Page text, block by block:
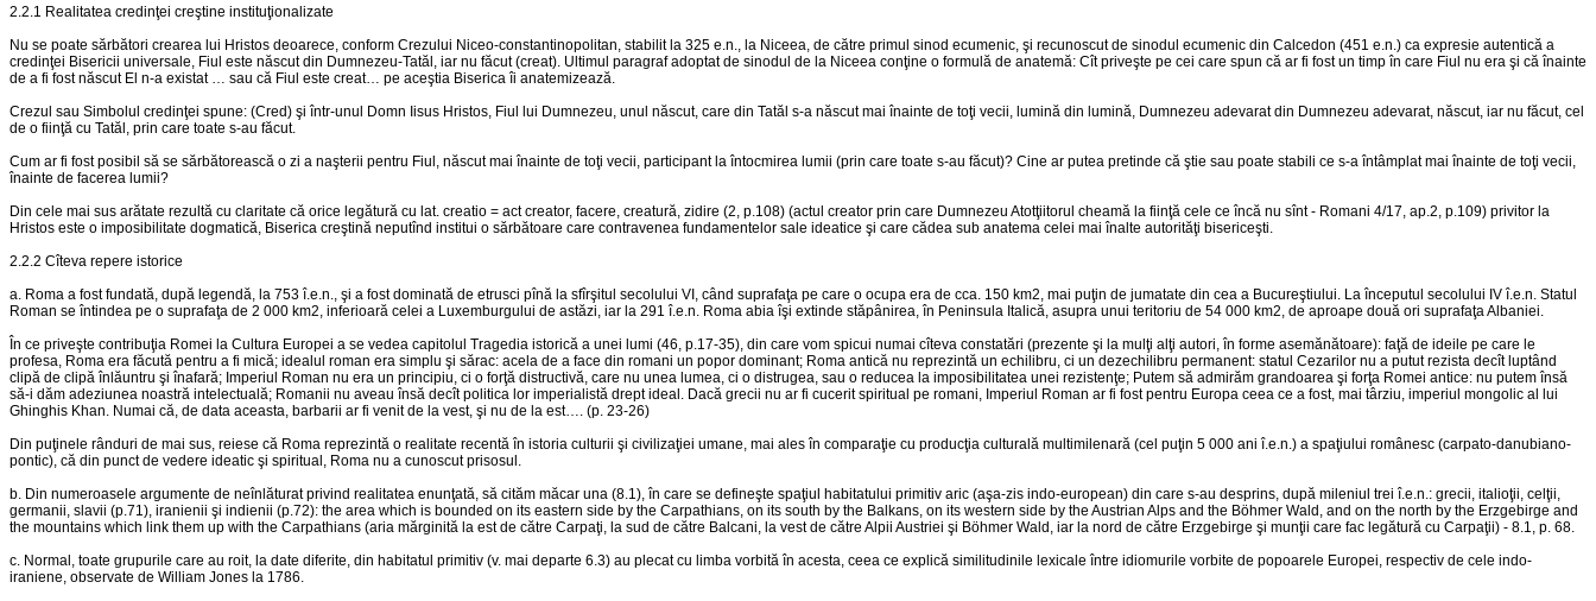
2.2.1 Realitatea credinţei creştine instituţionalizate
Nu se poate sărbători crearea lui Hristos deoarece, conform Crezului Niceo-constantinopolitan, stabilit la 325 e.n., la Niceea, de către primul sinod ecumenic, şi recunoscut de sinodul ecumenic din Calcedon (451 e.n.) ca expresie autentică a
credinţei Bisericii universale, Fiul este născut din Dumnezeu-Tatăl, iar nu făcut (creat). Ultimul paragraf adoptat de sinodul de la Niceea conţine o formulă de anatemă: Cît priveşte pe cei care spun că ar fi fost un timp în care Fiul nu era şi că înainte
de a fi fost născut El n-a existat … sau că Fiul este creat… pe aceştia Biserica îi anatemizează.
Crezul sau Simbolul credinţei spune: (Cred) şi într-unul Domn Iisus Hristos, Fiul lui Dumnezeu, unul născut, care din Tatăl s-a născut mai înainte de toţi vecii, lumină din lumină, Dumnezeu adevarat din Dumnezeu adevarat, născut, iar nu făcut, cel
de o fiinţă cu Tatăl, prin care toate s-au făcut.
Cum ar fi fost posibil să se sărbătorească o zi a naşterii pentru Fiul, născut mai înainte de toţi vecii, participant la întocmirea lumii (prin care toate s-au făcut)? Cine ar putea pretinde că ştie sau poate stabili ce s-a întâmplat mai înainte de toţi vecii,
înainte de facerea lumii?
Din cele mai sus arătate rezultă cu claritate că orice legătură cu lat. creatio = act creator, facere, creatură, zidire (2, p.108) (actul creator prin care Dumnezeu Atotţiitorul cheamă la fiinţă cele ce încă nu sînt - Romani 4/17, ap.2, p.109) privitor la
Hristos este o imposibilitate dogmatică, Biserica creştină neputînd institui o sărbătoare care contravenea fundamentelor sale ideatice şi care cădea sub anatema celei mai înalte autorităţi bisericeşti.
2.2.2 Cîteva repere istorice
a. Roma a fost fundată, după legendă, la 753 î.e.n., şi a fost dominată de etrusci pînă la sfîrşitul secolului VI, când suprafaţa pe care o ocupa era de cca. 150 km2, mai puţin de jumatate din cea a Bucureştiului. La începutul secolului IV î.e.n. Statul
Roman se întindea pe o suprafaţa de 2 000 km2, inferioară celei a Luxemburgului de astăzi, iar la 291 î.e.n. Roma abia îşi extinde stăpânirea, în Peninsula Italică, asupra unui teritoriu de 54 000 km2, de aproape două ori suprafaţa Albaniei.
În ce priveşte contribuţia Romei la Cultura Europei a se vedea capitolul Tragedia istorică a unei lumi (46, p.17-35), din care vom spicui numai cîteva constatări (prezente şi la mulţi alţi autori, în forme asemănătoare): faţă de ideile pe care le
profesa, Roma era făcută pentru a fi mică; idealul roman era simplu şi sărac: acela de a face din romani un popor dominant; Roma antică nu reprezintă un echilibru, ci un dezechilibru permanent: statul Cezarilor nu a putut rezista decît luptând
clipă de clipă înlăuntru şi înafară; Imperiul Roman nu era un principiu, ci o forţă distructivă, care nu unea lumea, ci o distrugea, sau o reducea la imposibilitatea unei rezistenţe; Putem să admirăm grandoarea şi forţa Romei antice: nu putem însă
să-i dăm adeziunea noastră intelectuală; Romanii nu aveau însă decît politica lor imperialistă drept ideal. Dacă grecii nu ar fi cucerit spiritual pe romani, Imperiul Roman ar fi fost pentru Europa ceea ce a fost, mai târziu, imperiul mongolic al lui
Ghinghis Khan. Numai că, de data aceasta, barbarii ar fi venit de la vest, şi nu de la est…. (p. 23-26)
Din puţinele rânduri de mai sus, reiese că Roma reprezintă o realitate recentă în istoria culturii şi civilizaţiei umane, mai ales în comparaţie cu producţia culturală multimilenară (cel puţin 5 000 ani î.e.n.) a spaţiului românesc (carpato-danubiano-
pontic), că din punct de vedere ideatic şi spiritual, Roma nu a cunoscut prisosul.
b. Din numeroasele argumente de neînlăturat privind realitatea enunţată, să cităm măcar una (8.1), în care se defineşte spaţiul habitatului primitiv aric (aşa-zis indo-european) din care s-au desprins, după mileniul trei î.e.n.: grecii, italioţii, celţii,
germanii, slavii (p.71), iranienii şi indienii (p.72): the area which is bounded on its eastern side by the Carpathians, on its south by the Balkans, on its western side by the Austrian Alps and the Böhmer Wald, and on the north by the Erzgebirge and
the mountains which link them up with the Carpathians (aria mărginită la est de către Carpaţi, la sud de către Balcani, la vest de către Alpii Austriei şi Böhmer Wald, iar la nord de către Erzgebirge şi munţii care fac legătură cu Carpaţii) - 8.1, p. 68.
c. Normal, toate grupurile care au roit, la date diferite, din habitatul primitiv (v. mai departe 6.3) au plecat cu limba vorbită în acesta, ceea ce explică similitudinile lexicale între idiomurile vorbite de popoarele Europei, respectiv de cele indo-
iraniene, observate de William Jones la 1786.